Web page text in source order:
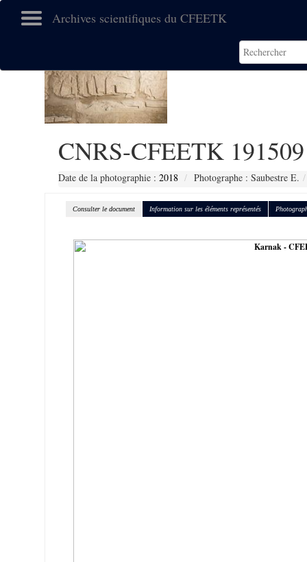
Archives scientifiques du CFEETK
CNRS-CFEETK 191509
Date de la photographie : 2018 Photographe : Saubestre E.
Consulter le document Information sur les éléments représentés